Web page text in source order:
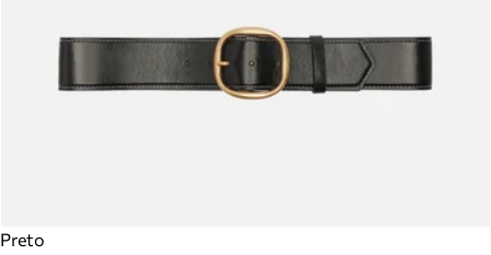
Preto